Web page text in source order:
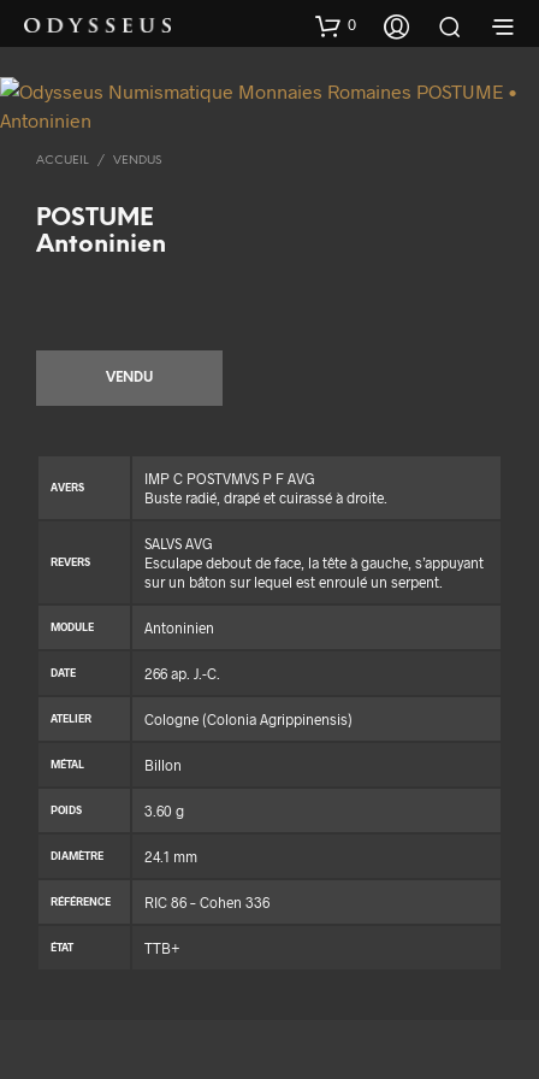
0
ACCUEIL / VENDUS
POSTUME
Antoninien
VENDU
AVERS
IMP C POSTVMVS P F AVG
Buste radié, drapé et cuirassé à droite.
REVERS
SALVS AVG
Esculape debout de face, la tête à gauche, s’appuyant
sur un bâton sur lequel est enroulé un serpent.
MODULE Antoninien
DATE 266 ap. J.-C.
ATELIER Cologne (Colonia Agrippinensis)
MÉTAL Billon
POIDS 3.60 g
DIAMÈTRE 24.1 mm
RÉFÉRENCE RIC 86 – Cohen 336
ÉTAT TTB+